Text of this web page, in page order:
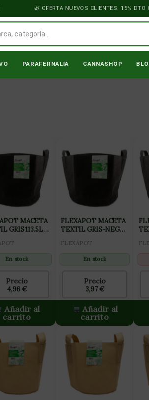
OFERTA NUEVOS CLIENTES: 15% DTO
PARAFERNALIA CANNASHOP
MACETA
GRIS 113.5L
En stock
Precio
4,96€
Añadir al
carrito
FLEXAPOT MACETA
TEXTIL GRIS-NEGRA
FLEXAPOT
En stock
Precio
3,97€
Añadir al
carrito